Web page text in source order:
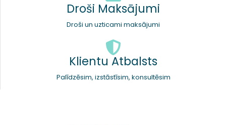
Droši Maksājumi
Droši un uzticami maksājumi
Klientu Atbalsts
Palīdzēsim, izstāstīsim, konsultēsim